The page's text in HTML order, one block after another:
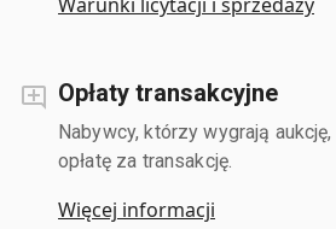
Opłaty transakcyjne
Nabywcy, którzy wygrają
opłatę za transakcję.
Więcej informacji